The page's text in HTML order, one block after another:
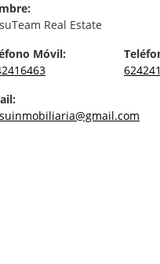
Real Estate
Móvil: